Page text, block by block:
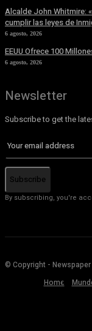
Alcalde John Whitmire:
cumplir las leyes de
6 agosto, 2026
EEUU Ofrece 100
6 agosto, 2026
Newsletter
Subscribe to get the
Subscribe
By subscribing, you're
© Copyright -
Home